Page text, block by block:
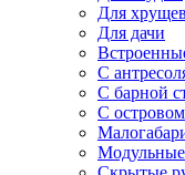
Для
Для дачи
С
С барной
С островом
Модульные